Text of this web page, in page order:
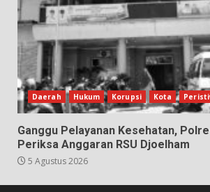
Daerah Hukum Korupsi Kota
Ganggu Pelayanan Kesehatan,
Periksa Anggaran RSU Djoelham
5 Agustus 2026